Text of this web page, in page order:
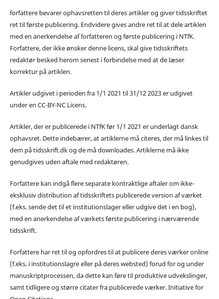
forfattere bevarer ophavsretten til deres artikler og giver tidsskriftet
ret til første publicering. Endvidere gives andre ret til at dele artiklen
med en anerkendelse af forfatteren og første publicering i NTfK.
Forfattere, der ikke ønsker denne licens, skal give tidsskriftets
redaktør besked herom senest i forbindelse med at de læser
korrektur på artiklen.
Artikler udgivet i perioden fra 1/1 2021 til 31/12 2023 er udgivet
under en CC-BY-NC Licens.
Artikler, der er publicerede i NTfK før 1/1 2021 er underlagt dansk
ophavsret. Dette indebærer, at artiklerne må citeres, der må linkes til
dem på tidsskrift.dk og de må downloades. Artiklerne må ikke
genudgives uden aftale med redaktøren.
Forfattere kan indgå flere separate kontraktlige aftaler om ikke-
eksklusiv distribution af tidsskriftets publicerede version af værket
(f.eks. sende det til et institutionslager eller udgive det i en bog),
med en anerkendelse af værkets første publicering i nærværende
tidsskrift.
Forfattere har ret til og opfordres til at publicere deres værker online
(f.eks. i institutionslagre eller på deres websted) forud for og under
manuskriptprocessen, da dette kan føre til produktive udvekslinger,
samt tidligere og større citater fra publicerede værker. Initiative for